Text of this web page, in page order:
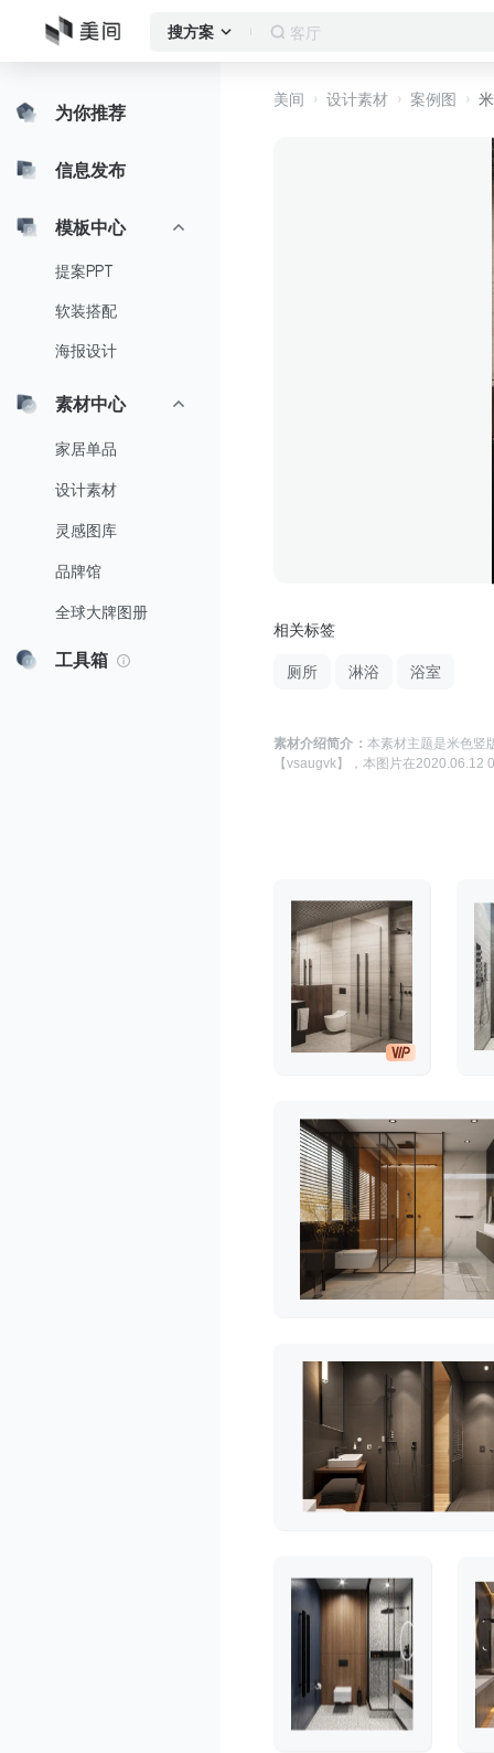
搜方案 客厅
为你推荐
信息发布
模板中心
提案PPT
软装搭配
海报设计
素材中心
家居单品
设计素材
灵感图库
品牌馆
全球大牌图册
工具箱
美间 设计素材 案例图
相关标签
厕所 淋浴 浴室
素材介绍简介： 本素材主题是米色竖
【vsaugvk】
，本图片在2020.06.12